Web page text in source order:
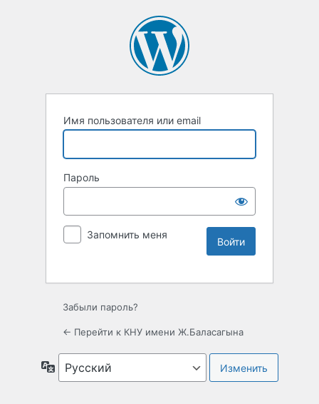
Имя пользователя или email
Пароль
Запомнить меня
Забыли пароль?
← Перейти к КНУ имени Ж.Баласагына
Язык